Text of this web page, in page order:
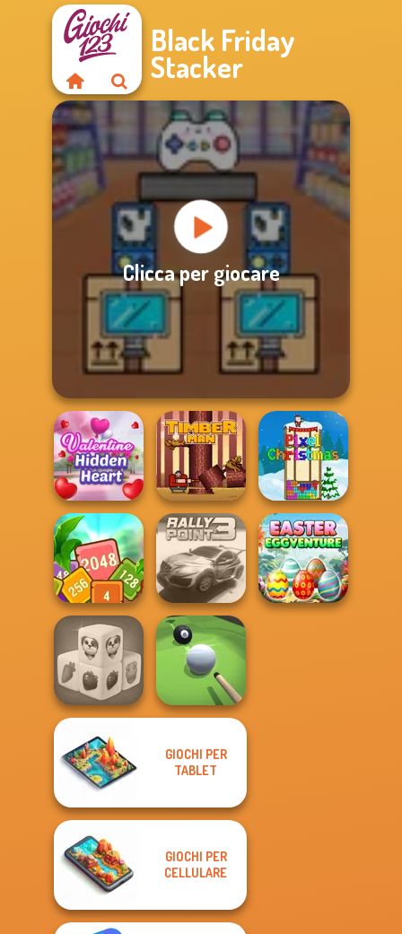
Black Friday
Stacker
Clicca per giocare
Valentine Hidden
Heart
Timberman Pixel Christmas
Tropical Cubes
2048
Rally Point 3
Farm Mahjong
3D
GIOCHI PER
TABLET
GIOCHI PER
CELLULARE